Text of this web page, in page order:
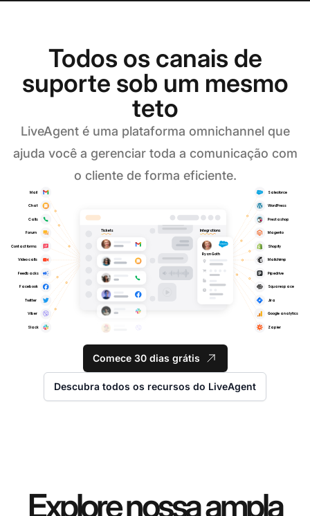
Todos os canais de
suporte sob um mesmo
teto​
LiveAgent é uma plataforma omnichannel que
ajuda você a gerenciar toda a comunicação com
o cliente de forma eficiente.
Comece 30 dias grátis
Descubra todos os recursos do LiveAgent
Explore nossa ampla